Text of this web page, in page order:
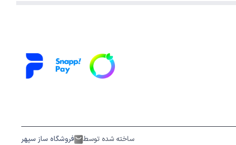
ساخته شده توسط فروشگاه ساز سپهر